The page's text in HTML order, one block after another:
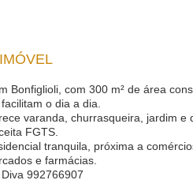
Bonfiglioli, com 300 m² de área
o dia a dia.
varanda, churrasqueira, jardim
FGTS.
tranquila, próxima a
e farmácias.
992766907